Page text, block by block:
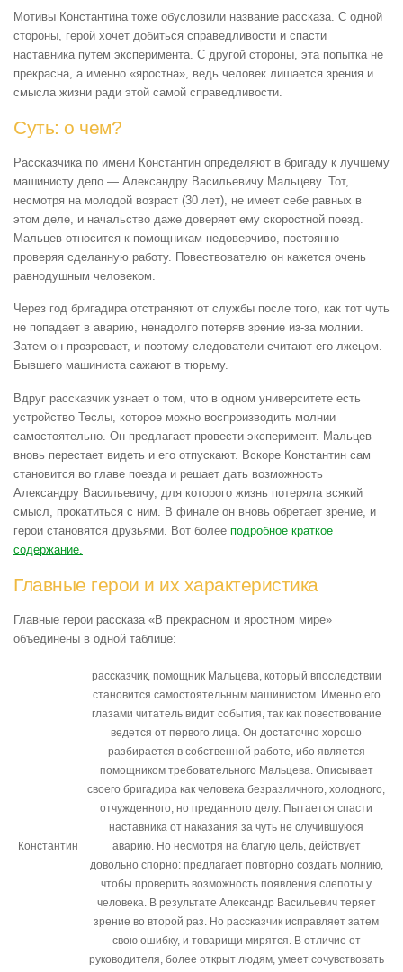
Мотивы Константина тоже обусловили название рассказа. С одной
стороны, герой хочет добиться справедливости и спасти
наставника путем эксперимента. С другой стороны, эта попытка не
прекрасна, а именно «яростна», ведь человек лишается зрения и
смысла жизни ради этой самой справедливости.
Суть: о чем?
Рассказчика по имени Константин определяют в бригаду к лучшему
машинисту депо — Александру Васильевичу Мальцеву. Тот,
несмотря на молодой возраст (30 лет), не имеет себе равных в
этом деле, и начальство даже доверяет ему скоростной поезд.
Мальцев относится к помощникам недоверчиво, постоянно
проверяя сделанную работу. Повествователю он кажется очень
равнодушным человеком.
Через год бригадира отстраняют от службы после того, как тот чуть
не попадает в аварию, ненадолго потеряв зрение из-за молнии.
Затем он прозревает, и поэтому следователи считают его лжецом.
Бывшего машиниста сажают в тюрьму.
Вдруг рассказчик узнает о том, что в одном университете есть
устройство Теслы, которое можно воспроизводить молнии
самостоятельно. Он предлагает провести эксперимент. Мальцев
вновь перестает видеть и его отпускают. Вскоре Константин сам
становится во главе поезда и решает дать возможность
Александру Васильевичу, для которого жизнь потеряла всякий
смысл, прокатиться с ним. В финале он вновь обретает зрение, и
герои становятся друзьями. Вот более подробное краткое
содержание.
Главные герои и их характеристика
Главные герои рассказа «В прекрасном и яростном мире»
объединены в одной таблице:
Константин
рассказчик, помощник Мальцева, который впоследствии
становится самостоятельным машинистом. Именно его
глазами читатель видит события, так как повествование
ведется от первого лица. Он достаточно хорошо
разбирается в собственной работе, ибо является
помощником требовательного Мальцева. Описывает
своего бригадира как человека безразличного, холодного,
отчужденного, но преданного делу. Пытается спасти
наставника от наказания за чуть не случившуюся
аварию. Но несмотря на благую цель, действует
довольно спорно: предлагает повторно создать молнию,
чтобы проверить возможность появления слепоты у
человека. В результате Александр Васильевич теряет
зрение во второй раз. Но рассказчик исправляет затем
свою ошибку, и товарищи мирятся. В отличие от
руководителя, более открыт людям, умеет сочувствовать